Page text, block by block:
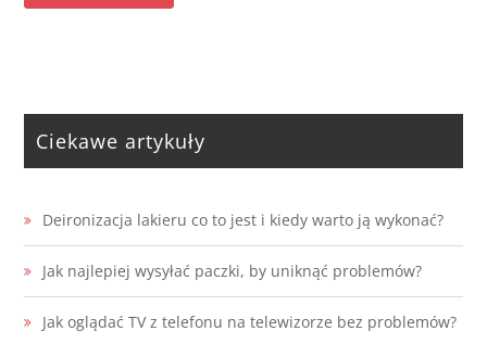
Ciekawe artykuły
Deironizacja lakieru co to jest i kiedy warto ją wykonać?
Jak najlepiej wysyłać paczki, by uniknąć problemów?
Jak oglądać TV z telefonu na telewizorze bez problemów?